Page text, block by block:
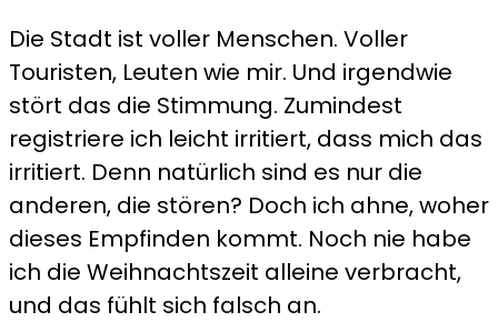
Die Stadt ist voller Menschen. Voller
Touristen, Leuten wie mir. Und irgendwie
stört das die Stimmung. Zumindest
registriere ich leicht irritiert, dass mich das
irritiert. Denn natürlich sind es nur die
anderen, die stören? Doch ich ahne, woher
dieses Empfinden kommt. Noch nie habe
ich die Weihnachtszeit alleine verbracht,
und das fühlt sich falsch an.